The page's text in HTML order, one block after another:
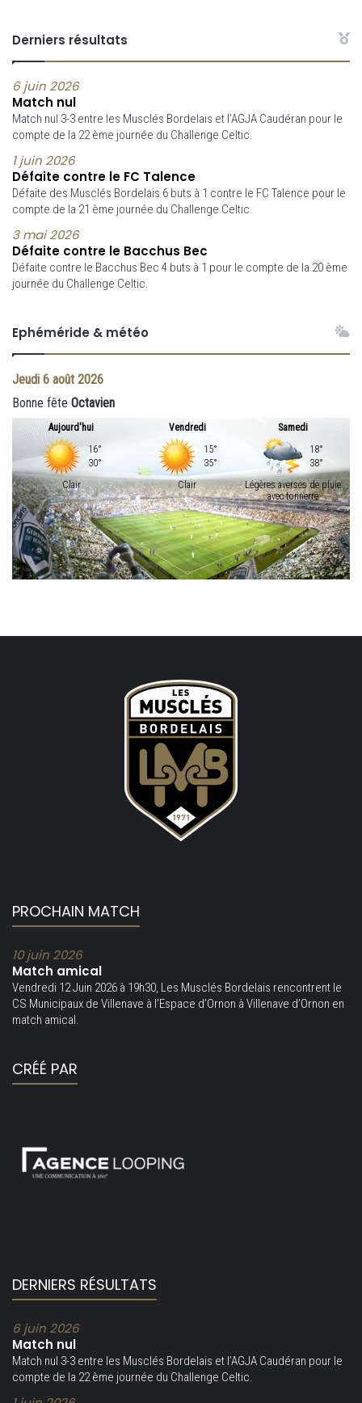
Derniers résultats
6 juin 2026
Match nul
Match nul 3-3 entre les Musclés Bordelais et l’AGJA Caudéran pour le
compte de la 22 ème journée du Challenge Celtic.
1 juin 2026
Défaite contre le FC Talence
Défaite des Musclés Bordelais 6 buts à 1 contre le FC Talence pour le
compte de la 21 ème journée du Challenge Celtic.
3 mai 2026
Défaite contre le Bacchus Bec
Défaite contre le Bacchus Bec 4 buts à 1 pour le compte de la 20 ème
journée du Challenge Celtic.
Ephéméride & météo
Jeudi 6 août 2026
Bonne fête Octavien
Aujourd'hui
16°
30°
Clair
Vendredi
15°
35°
Clair
Samedi
18°
38°
Légères averses de pluie
avec tonnerre
PROCHAIN MATCH
10 juin 2026
Match amical
Vendredi 12 Juin 2026 à 19h30, Les Musclés Bordelais rencontrent le
CS Municipaux de Villenave à l’Espace d’Ornon à Villenave d’Ornon en
match amical.
CRÉÉ PAR
DERNIERS RÉSULTATS
6 juin 2026
Match nul
Match nul 3-3 entre les Musclés Bordelais et l’AGJA Caudéran pour le
compte de la 22 ème journée du Challenge Celtic.